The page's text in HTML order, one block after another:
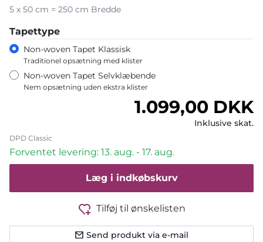
5 x 50 cm = 250 cm Bredde
Tapettype
Non-woven Tapet Klassisk
Traditionel opsætning med klister
Non-woven Tapet Selvklæbende
Nem opsætning uden ekstra klister
Normalpris
1.099,00 DKK
Inklusive skat.
DPD Classic
Forventet levering: 13. aug. - 17. aug.
Læg i indkøbskurv
Tilføj til ønskelisten
Send produkt via e-mail